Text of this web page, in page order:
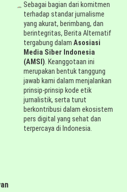
Sebagai bagian dari komitmen
terhadap standar jurnalisme
yang akurat, berimbang, dan
berintegritas, Berita Alternatif
tergabung dalamAsosiasi
Media Siber Indonesia
(AMSI). Keanggotaan ini
merupakan bentuk tanggung
jawab kami dalam menjalankan
prinsip-prinsip kode etik
jurnalistik, serta turut
berkontribusi dalam ekosistem
pers digital yang sehat dan
terpercaya di Indonesia.